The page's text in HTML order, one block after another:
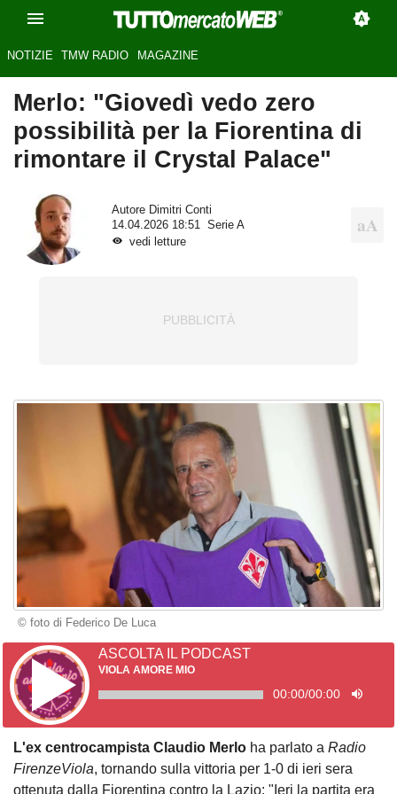
NOTIZIE TMW RADIO MAGAZINE
Merlo: "Giovedì vedo zero
possibilità per la Fiorentina di
rimontare il Crystal Palace"
Autore Dimitri Conti
14.04.2026 18:51
Serie A
vedi letture
© foto di Federico De Luca
ASCOLTA IL PODCAST
VIOLA AMORE MIO
00:00/00:00
L'ex centrocampista Claudio Merlo ha parlato a Radio
FirenzeViola, tornando sulla vittoria per 1-0 di ieri sera
ottenuta dalla Fiorentina contro la Lazio: "Ieri la partita era